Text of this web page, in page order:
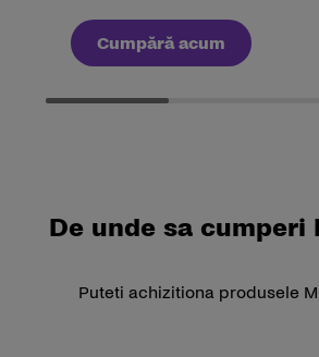
Cumpără acum
De unde sa cumperi
Puteti achizitiona produsele